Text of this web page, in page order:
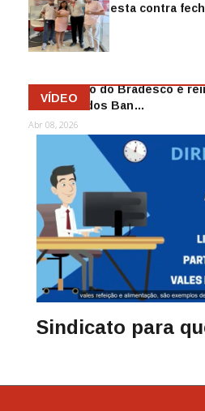
Sindicato protesta contra
as demiss…
Mai 13, 2026
Funcionário do Bradesco é
Sindicato dos Ban…
Abr 08, 2026
VÍDEO
Sindicato para